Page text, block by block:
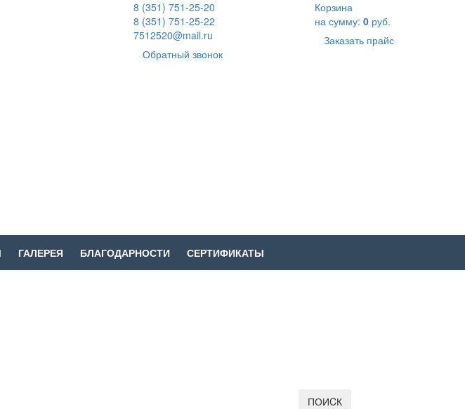
8 (351) 751-25-20
8 (351) 751-25-22
7512520@mail.ru
Обратный звонок
Корзина
на сумму: 0 руб.
Заказать прайс
ГАЛЕРЕЯ БЛАГОДАРНОСТИ СЕРТИФИКАТЫ
ПОИCК